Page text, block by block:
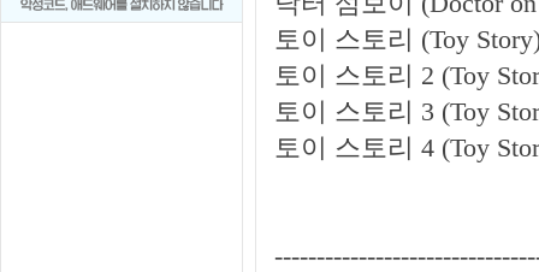
토이 스토리 (Toy
토이 스토리 2 (Toy
토이 스토리 3 (Toy
토이 스토리 4 (Toy